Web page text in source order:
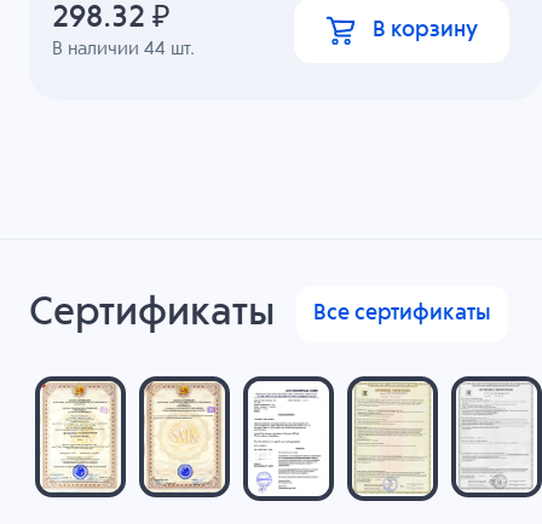
В наличии44 шт.
298.32 ₽ В корзину
Сертификаты Все сертификаты